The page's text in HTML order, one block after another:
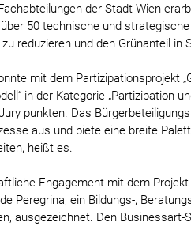
der Stadt Wien
50 technische und
reduzieren und den Grünanteil in
mit dem Partizipationsprojekt
in der Kategorie „Partizipation
punkten. Das
aus und biete eine breite
heißt es.
Engagement mit dem
Peregrina, ein Bildungs-,
ausgezeichnet. Den Businessart-